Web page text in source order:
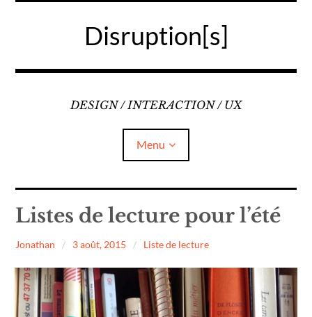
Disruption[s]
DESIGN / INTERACTION / UX
Menu
Liens
A propos
Mentions légales
Listes de lecture pour l’été
Jonathan 3 août, 2015 Liste de lecture